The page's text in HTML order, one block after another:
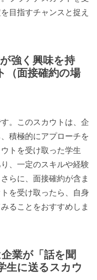
目指すチャンスと捉え
強く興味を持
（面接確約の場
。このスカウトは、企
積極的にアプローチを
トを受け取った学生
、一定のスキルや経験
らに、面接確約が含ま
を受け取ったら、自身
ることをおすすめしま
業が「話を聞
生に送るスカウ